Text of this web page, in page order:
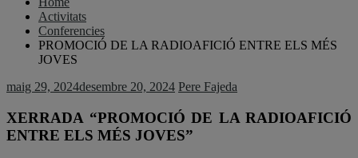
Activitats
Conferencies
PROMOCIÓ DE LA RADIOAFICIÓ ENTRE ELS MÉS
JOVES
maig 29, 2024desembre 20, 2024 Pere Fajeda
XERRADA “PROMOCIÓ DE LA RADIOAFICIÓ
ENTRE ELS MÉS JOVES”